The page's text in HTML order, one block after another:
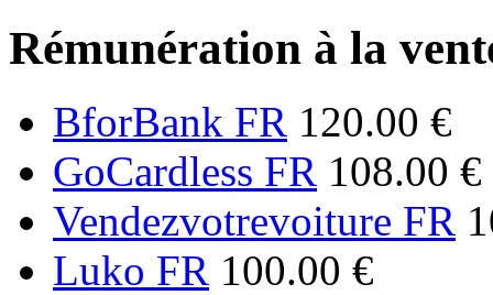
Rémunération à la
BforBank FR 120.00 €
GoCardless FR 108.00 €
Vendezvotrevoiture FR
Luko FR 100.00 €